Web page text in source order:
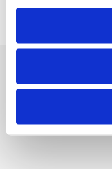
Láttu
þegar